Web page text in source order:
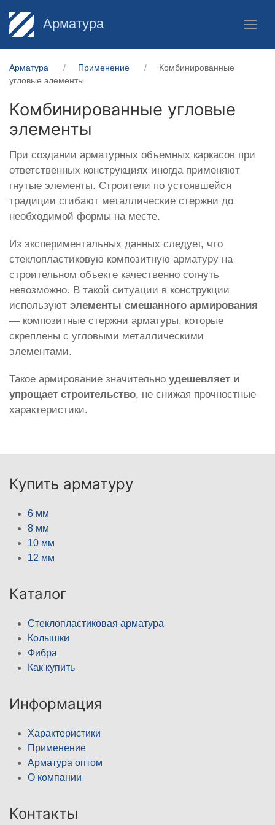
Арматура
Арматура Применение
Комбинированные
угловые элементы
Комбинированные угловые
элементы
При создании арматурных объемных каркасов при
ответственных конструкциях иногда применяют
гнутые элементы. Строители по устоявшейся
традиции сгибают металлические стержни до
необходимой формы на месте.
Из экспериментальных данных следует, что
стеклопластиковую композитную арматуру на
строительном объекте качественно согнуть
невозможно. В такой ситуации в конструкции
используют элементы смешанного армирования
— композитные стержни арматуры, которые
скреплены с угловыми металлическими
элементами.
Такое армирование значительно удешевляет и
упрощает строительство, не снижая прочностные
характеристики.
Купить арматуру
6 мм
8 мм
10 мм
12 мм
Каталог
Стеклопластиковая арматура
Колышки
Фибра
Как купить
Информация
Характеристики
Применение
Арматура оптом
О компании
Контакты